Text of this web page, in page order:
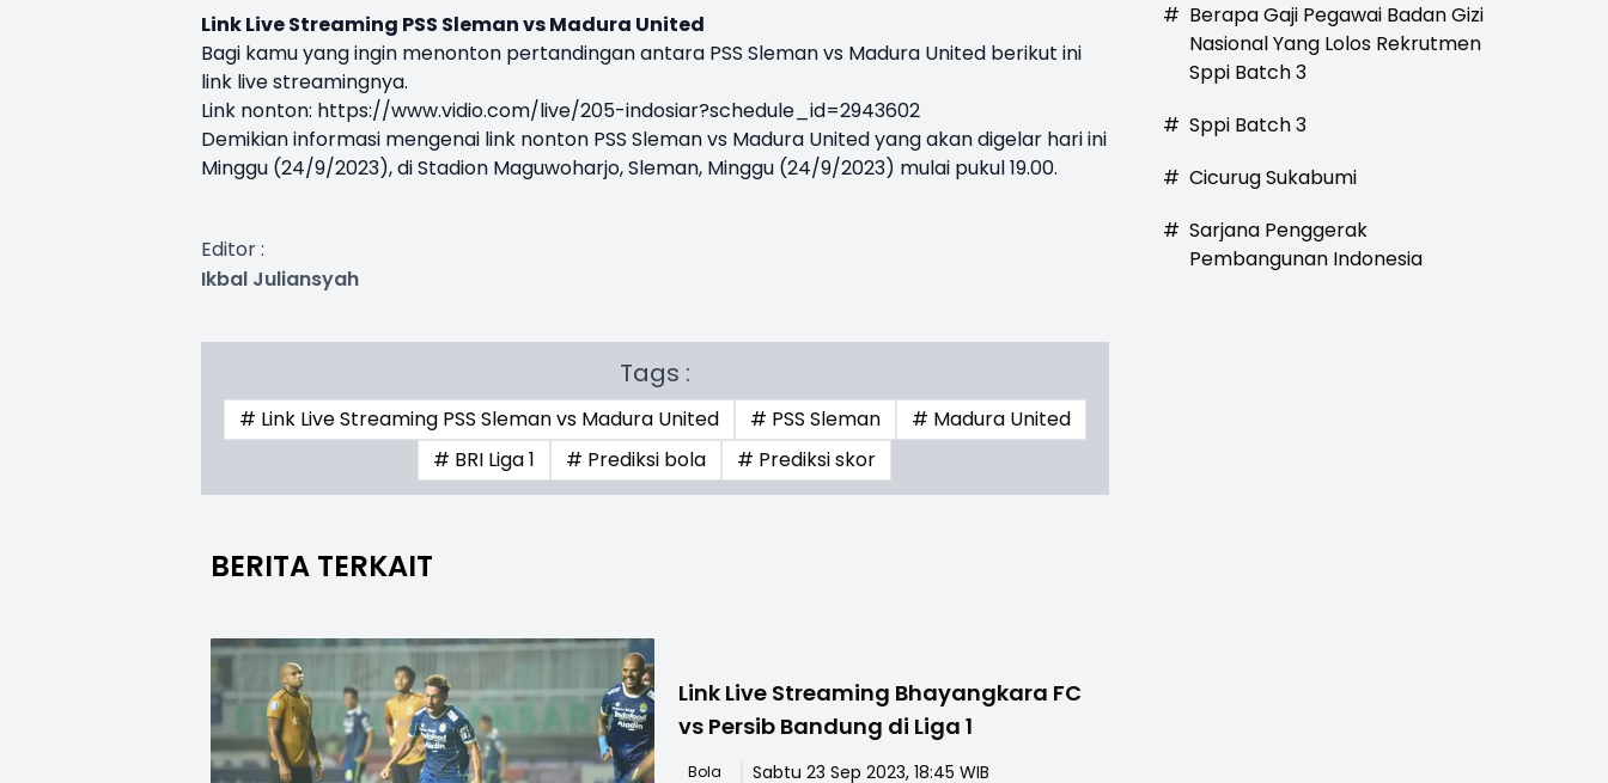
Link Live Streaming PSS Sleman vs Madura United
Bagi kamu yang ingin menonton pertandingan antara PSS Sleman vs Madura United berikut ini
link live streamingnya.
Link nonton: https://www.vidio.com/live/205-indosiar?schedule_id=2943602
Demikian informasi mengenai link nonton PSS Sleman vs Madura United yang akan digelar hari ini
Minggu (24/9/2023), di Stadion Maguwoharjo, Sleman, Minggu (24/9/2023) mulai pukul 19.00.
Editor :
Ikbal Juliansyah
Tags :
# Link Live Streaming PSS Sleman vs Madura United # PSS Sleman
# Madura United
# BRI Liga 1
# Prediksi bola # Prediksi skor
BERITA TERKAIT
Link Live Streaming Bhayangkara FC
vs Persib Bandung di Liga 1
Bola Sabtu 23 Sep 2023, 18:45 WIB
# Berapa Gaji Pegawai Badan Gizi
Nasional Yang Lolos Rekrutmen
Sppi Batch 3
# Sppi Batch 3
# Cicurug Sukabumi
# Sarjana Penggerak
Pembangunan Indonesia